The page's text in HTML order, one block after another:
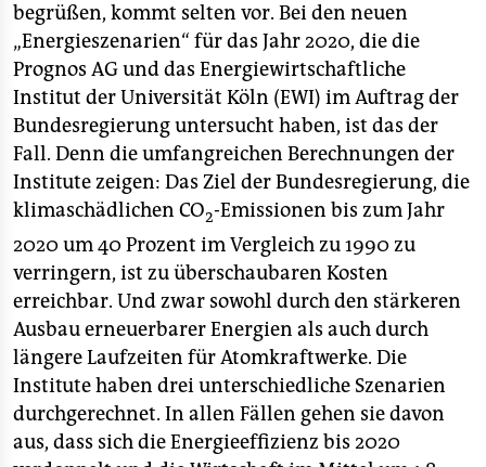
veranstaltungen
shop
fragen & hilfe
unterstützen
abo
genossenschaft
epaper login
begrüßen, kommt selten vor. Bei den neuen
„Energieszenarien“ für das Jahr 2020, die die
Prognos AG und das Energiewirtschaftliche
Institut der Universität Köln (EWI) im Auftrag der
Bundesregierung untersucht haben, ist das der
Fall. Denn die umfangreichen Berechnungen der
Institute zeigen: Das Ziel der Bundesregierung, die
klimaschädlichen CO2-Emissionen bis zum Jahr
2020 um 40 Prozent im Vergleich zu 1990 zu
verringern, ist zu überschaubaren Kosten
erreichbar. Und zwar sowohl durch den stärkeren
Ausbau erneuerbarer Energien als auch durch
längere Laufzeiten für Atomkraftwerke. Die
Institute haben drei unterschiedliche Szenarien
durchgerechnet. In allen Fällen gehen sie davon
aus, dass sich die Energieeffizienz bis 2020